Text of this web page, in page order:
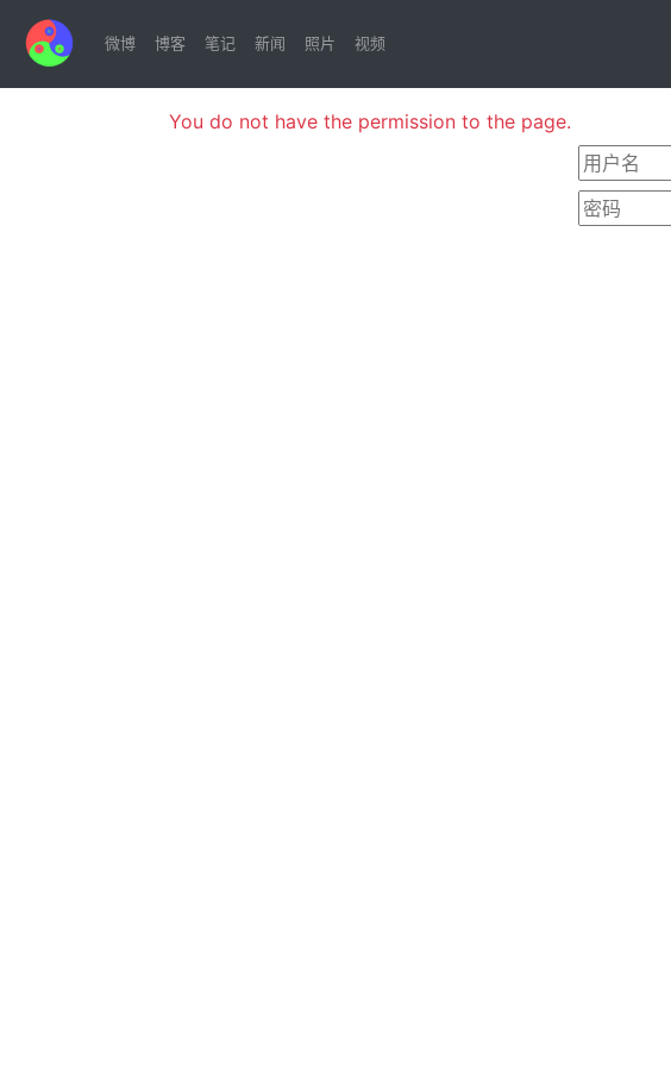
微博 博客 笔记 新闻 照片 视频
You do not have the permission to the page.